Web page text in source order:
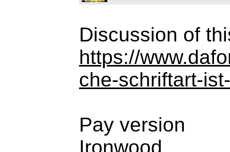
Discussion of
https://
che-schriftart-
Pay version
Ironwood